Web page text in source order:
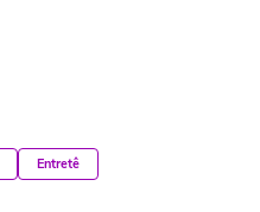
Entretê